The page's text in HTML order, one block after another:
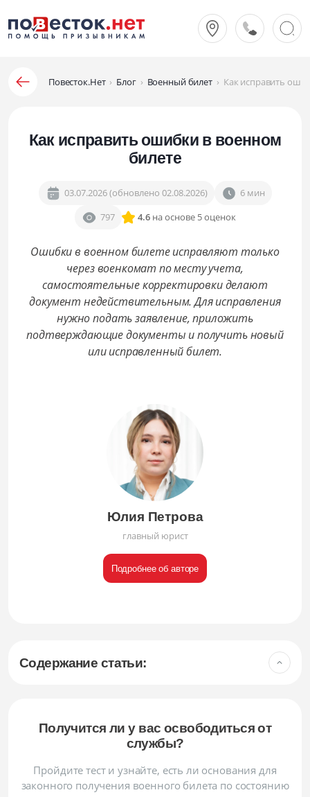
Повесток.Нет › Блог › Военный билет › Как исправить
Как исправить ошибки в военном
билете
03.07.2026 (обновлено 02.08.2026)
6 мин
797
4.6 на основе 5 оценок
Ошибки в военном билете исправляют только
через военкомат по месту учета,
самостоятельные корректировки делают
документ недействительным. Для исправления
нужно подать заявление, приложить
подтверждающие документы и получить новый
или исправленный билет.
Юлия Петрова
главный юрист
Подробнее об авторе
Содержание статьи:
Получится ли у вас освободиться от
службы?
Пройдите тест и узнайте, есть ли основания для
законного получения военного билета по состоянию